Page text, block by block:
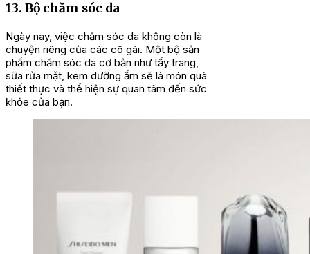
13. Bộ chăm sóc da
Ngày nay, việc chăm sóc da không còn là
chuyện riêng của các cô gái. Một bộ sản
phẩm chăm sóc da cơ bản như tẩy trang,
sữa rửa mặt, kem dưỡng ẩm sẽ là món quà
thiết thực và thể hiện sự quan tâm đến sức
khỏe của bạn.